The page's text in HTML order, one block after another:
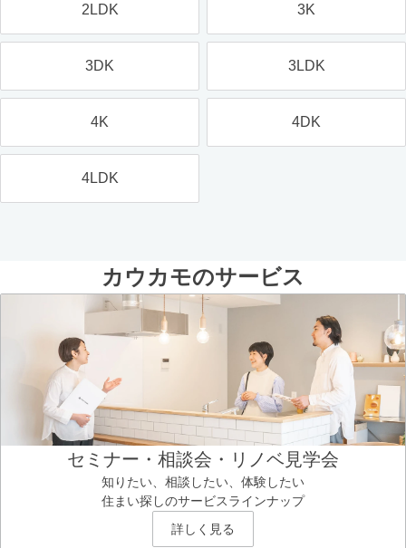
2LDK 3K
3DK 3LDK
4K 4DK
4LDK
カウカモのサービス
セミナー・相談会・リノベ見学会
知りたい、相談したい、体験したい
住まい探しのサービスラインナップ
詳しく見る